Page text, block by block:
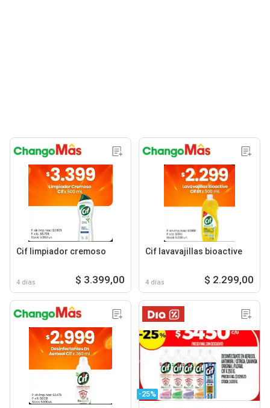
Cif limpiador cremoso
4 días $ 3.399,00
Cif lavavajillas bioactive
4 días $ 2.299,00
-25%